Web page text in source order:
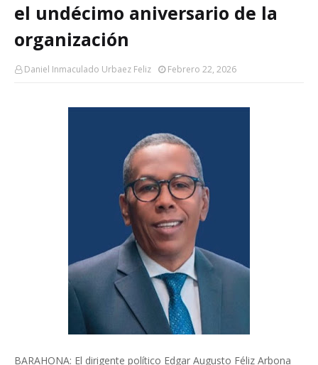
el undécimo aniversario de la
organización
Daniel Inmaculado Urbaez Feliz Febrero 22, 2026
BARAHONA: El dirigente político Edgar Augusto Féliz Arbona